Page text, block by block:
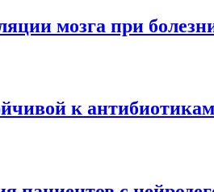
мозга при
к